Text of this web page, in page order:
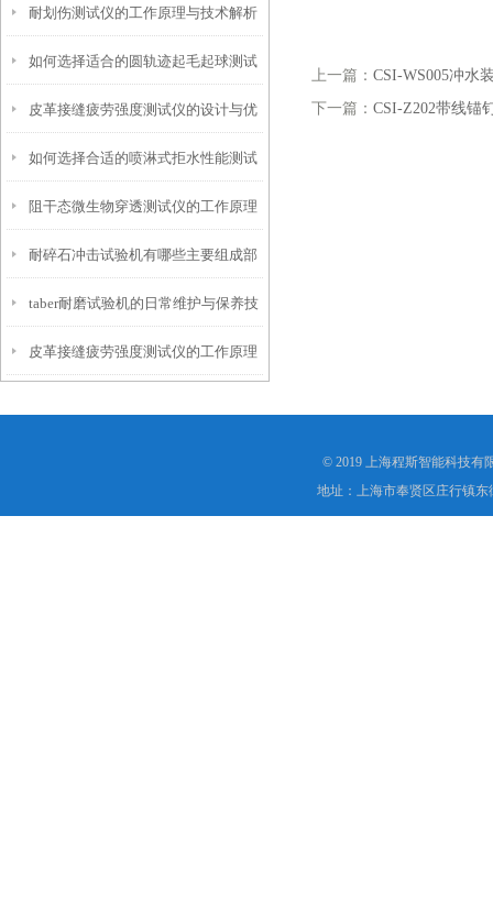
耐划伤测试仪的工作原理与技术解析
如何选择适合的圆轨迹起毛起球测试
仪？
皮革接缝疲劳强度测试仪的设计与优
化
如何选择合适的喷淋式拒水性能测试
仪
阻干态微生物穿透测试仪的工作原理
解析
耐碎石冲击试验机有哪些主要组成部
分？
taber耐磨试验机的日常维护与保养技
巧
皮革接缝疲劳强度测试仪的工作原理
上一篇： CSI-WS005冲水
下一篇： CSI-Z202带线锚
© 2019 上海程斯智能科技有
地址：上海市奉贤区庄行镇东